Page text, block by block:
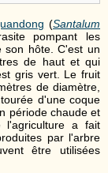
(Santalum
pompant les
son hôte. C'est un
de haut et qui
gris vert. Le fruit
de diamètre,
d'une coque
période chaude et
l'agriculture a fait
par l'arbre
être utilisées